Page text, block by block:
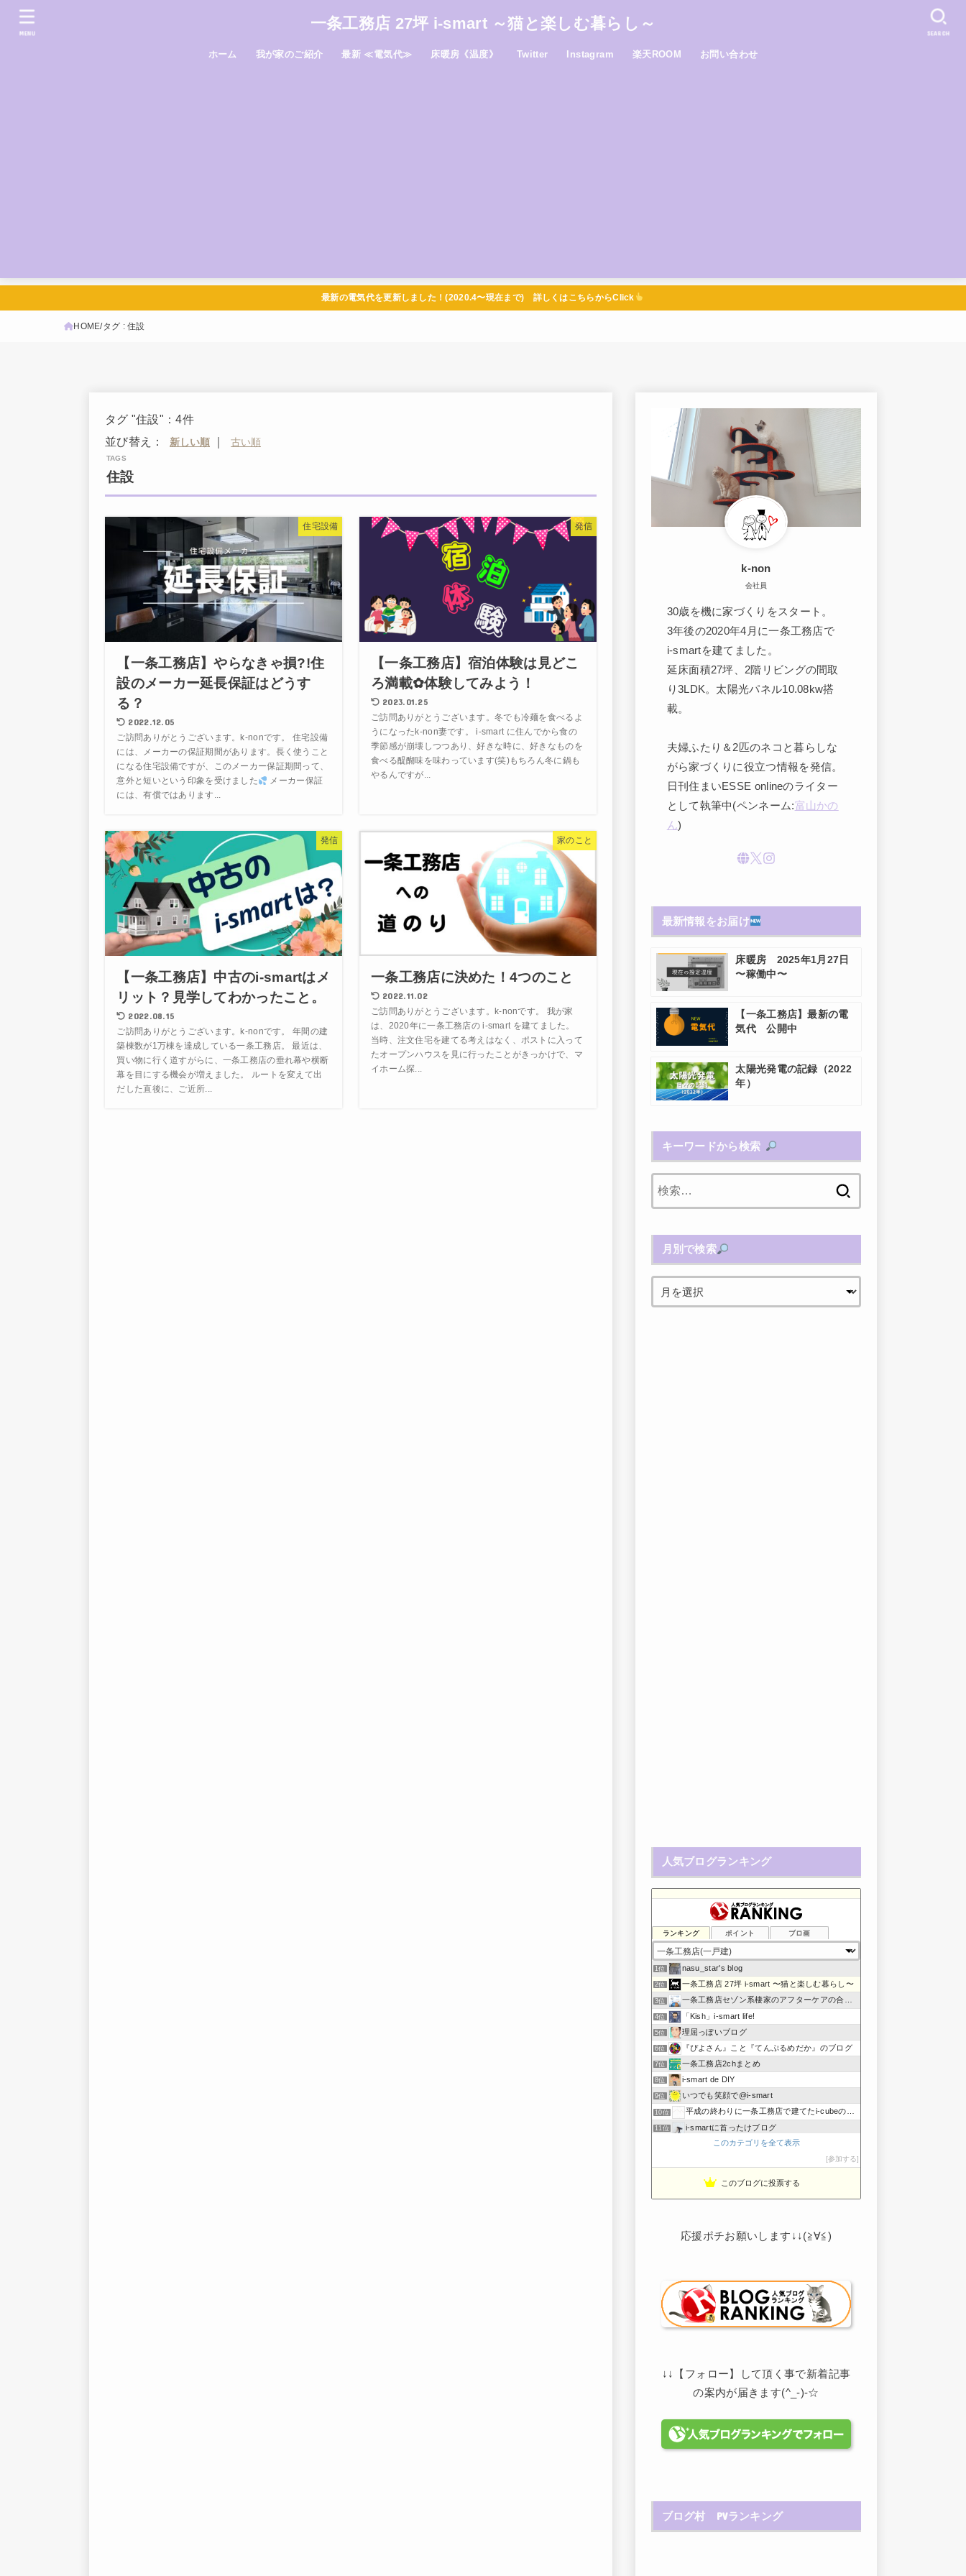
一条工務店 27坪 i-smart ～猫と楽しむ暮らし～
ホーム 我が家のご紹介 最新 ≪電気代≫ 床暖房《温度》 Twitter Instagram 楽天ROOM お問い合わせ
SEARCH
MENU
最新の電気代を更新しました！(2020.4〜現在まで) 詳しくはこちらからClick
HOME タグ : 住設
タグ "住設"：4件
並び替え：
｜
住設
住宅設備
【一条工務店】やらなきゃ損?!住
設のメーカー延長保証はどうす
る？
2022.12.05
ご訪問ありがとうございます。k-nonです。 住宅設備
には、メーカーの保証期間があります。長く使うこと
になる住宅設備ですが、このメーカー保証期間って、
意外と短いという印象を受けました
メーカー保証
には、有償ではあります...
発信
【一条工務店】宿泊体験は見どこ
ろ満載✿体験してみよう！
2023.01.25
ご訪問ありがとうございます。冬でも冷麺を食べるよ
うになったk-non妻です。 i-smart に住んでから食の
季節感が崩壊しつつあり、好きな時に、好きなものを
食べる醍醐味を味わっています(笑)もちろん冬に鍋も
やるんですが...
発信
【一条工務店】中古のi-smartはメ
リット？見学してわかったこと。
2022.08.15
ご訪問ありがとうございます。k-nonです。 年間の建
築棟数が1万棟を達成している一条工務店。 最近は、
買い物に行く道すがらに、一条工務店の垂れ幕や横断
幕を目にする機会が増えました。 ルートを変えて出
だした直後に、ご近所...
家のこと
一条工務店に決めた！4つのこと
2022.11.02
ご訪問ありがとうございます。k-nonです。 我が家
は、2020年に一条工務店の i-smart を建てました。
当時、注文住宅を建てる考えはなく、ポストに入って
たオープンハウスを見に行ったことがきっかけで、マ
イホーム探...
k-non
会社員
30歳を機に家づくりをスタート。
3年後の2020年4月に一条工務店で
i-smartを建てました。
延床面積27坪、2階リビングの間取
り3LDK。太陽光パネル10.08kw搭
載。
夫婦ふたり＆2匹のネコと暮らしな
がら家づくりに役立つ情報を発信。
日刊住まいESSE onlineのライター
として執筆中(ペンネーム:富山かの
ん)
最新情報をお届け
床暖房 2025年1月27日
〜稼働中〜
【一条工務店】最新の電
気代 公開中
太陽光発電の記録（2022
年）
キーワードから検索
月別で検索
人気ブログランキング
ランキング ポイント ブロ画
1位 nasu_star's blog
2位 一条工務店 27坪 i-smart 〜猫と楽しむ暮らし〜
3位 一条工務店セゾン系棲家のアフターケアの合間に綴るブログ
4位 「Kish」i-smart life!
5位 理屈っぽいブログ
6位 『ぴよさん』こと『てんぷるめだか』のブログ
7位 一条工務店2chまとめ
8位 i-smart de DIY
9位 いつでも笑顔で@i-smart
10位 平成の終わりに一条工務店で建てたi-cubeのブログ
11位 i-smartに首ったけブログ
節約しないエコライフ
このカテゴリを全て表示
参加する
このブログに投票する
応援ポチお願いします↓↓(≧∀≦)
↓↓【フォロー】して頂く事で新着記事
の案内が届きます(^_-)-☆
ブログ村 PVランキング